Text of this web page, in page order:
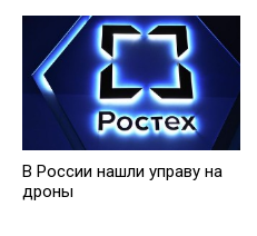
В России нашли управу на
дроны